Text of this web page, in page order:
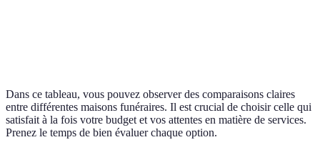
Dans ce tableau, vous pouvez observer des comparaisons claires
entre différentes maisons funéraires. Il est crucial de choisir celle qui
satisfait à la fois votre budget et vos attentes en matière de services.
Prenez le temps de bien évaluer chaque option.